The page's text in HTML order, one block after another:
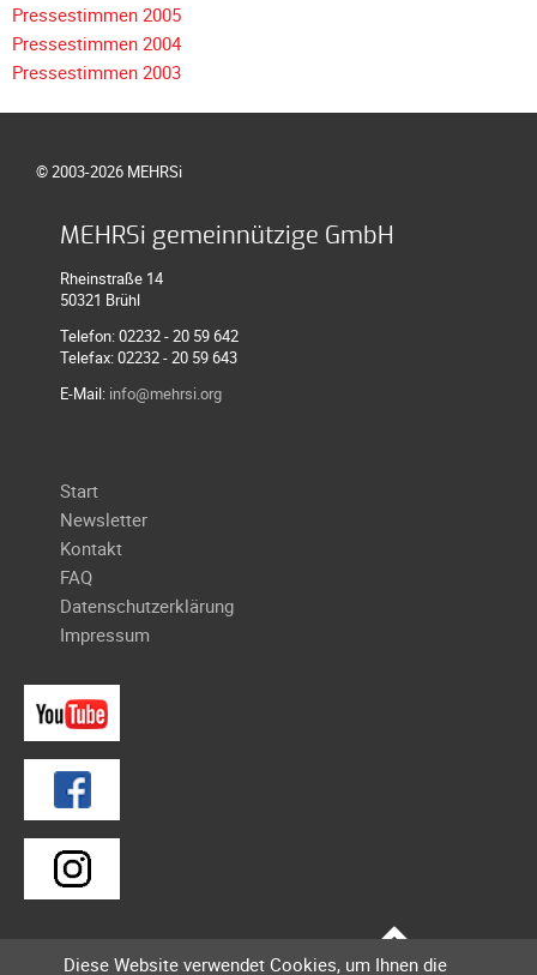
Galerien
Galerie
2025
2024
Galerie
2023
Galerie
2022
Galerie
2020
Galerie
2019
Galerie
2018
2017
Galerie
2016
Galerie
2015
Galerie
2014
2013
Pressestimmen 2005
Pressestimmen 2004
Pressestimmen 2003
© 2003-2026 MEHRSi
MEHRSi gemeinnützige GmbH
Rheinstraße 14
50321 Brühl
Telefon: 02232 - 20 59 642
Telefax: 02232 - 20 59 643
E-Mail: info@mehrsi.org
Navigation
überspringen
Start
Newsletter
Kontakt
FAQ
Datenschutzerklärung
Impressum
Diese Website verwendet Cookies, um Ihnen die